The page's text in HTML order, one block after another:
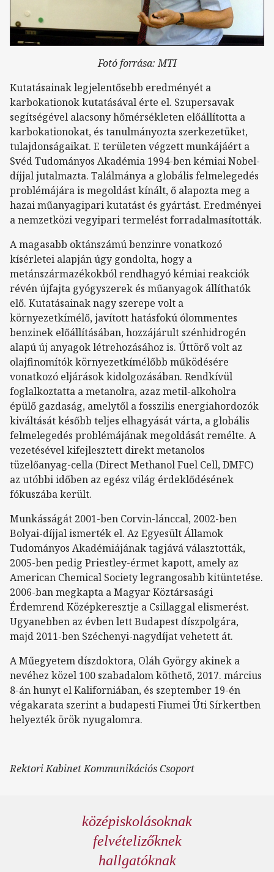
Fotó forrása: MTI
Kutatásainak legjelentősebb eredményét a
karbokationok kutatásával érte el. Szupersavak
segítségével alacsony hőmérsékleten előállította a
karbokationokat, és tanulmányozta szerkezetüket,
tulajdonságaikat. E területen végzett munkájáért a
Svéd Tudományos Akadémia 1994-ben kémiai Nobel-
díjjal jutalmazta. Találmánya a globális felmelegedés
problémájára is megoldást kínált, ő alapozta meg a
hazai műanyagipari kutatást és gyártást. Eredményei
a nemzetközi vegyipari termelést forradalmasították.
A magasabb oktánszámú benzinre vonatkozó
kísérletei alapján úgy gondolta, hogy a
metánszármazékokból rendhagyó kémiai reakciók
révén újfajta gyógyszerek és műanyagok állíthatók
elő. Kutatásainak nagy szerepe volt a
környezetkímélő, javított hatásfokú ólommentes
benzinek előállításában, hozzájárult szénhidrogén
alapú új anyagok létrehozásához is. Úttörő volt az
olajfinomítók környezetkímélőbb működésére
vonatkozó eljárások kidolgozásában. Rendkívül
foglalkoztatta a metanolra, azaz metil-alkoholra
épülő gazdaság, amelytől a fosszilis energiahordozók
kiváltását később teljes elhagyását várta, a globális
felmelegedés problémájának megoldását remélte. A
vezetésével kifejlesztett direkt metanolos
tüzelőanyag-cella (Direct Methanol Fuel Cell, DMFC)
az utóbbi időben az egész világ érdeklődésének
fókuszába került.
Munkásságát 2001-ben Corvin-lánccal, 2002-ben
Bolyai-díjjal ismerték el. Az Egyesült Államok
Tudományos Akadémiájának tagjává választották,
2005-ben pedig Priestley-érmet kapott, amely az
American Chemical Society legrangosabb kitüntetése.
2006-ban megkapta a Magyar Köztársasági
Érdemrend Középkeresztje a Csillaggal elismerést.
Ugyanebben az évben lett Budapest díszpolgára,
majd 2011-ben Széchenyi-nagydíjat vehetett át.
A Műegyetem díszdoktora, Oláh György akinek a
nevéhez közel 100 szabadalom köthető, 2017. március
8-án hunyt el Kaliforniában, és szeptember 19-én
végakarata szerint a budapesti Fiumei Úti Sírkertben
helyezték örök nyugalomra.
Rektori Kabinet Kommunikációs Csoport
középiskolásoknak
felvételizőknek
hallgatóknak